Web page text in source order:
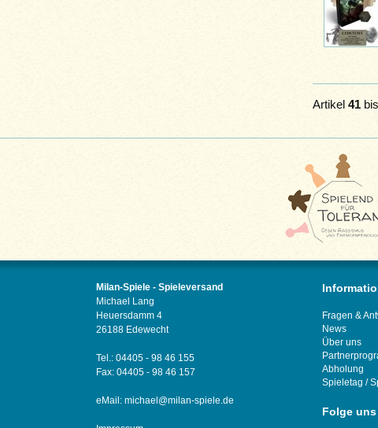
Artikel 41bis
Milan-Spiele - Spieleversand
Michael Lang
Heuersdamm 4
26188 Edewecht
Tel.: 04405 - 98 46 155
Fax: 04405 - 98 46 157
eMail: michael@milan-spiele.de
Fragen &
News
Über uns
Abholung
Spieletag /
Folge uns